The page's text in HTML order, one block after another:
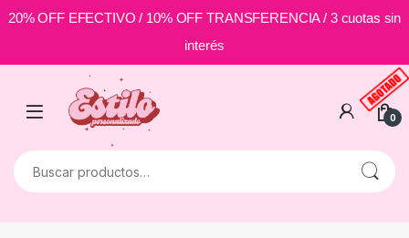
20% OFF EFECTIVO / 10% OFF TRANSFERENCIA / 3 cuotas sin
interés
Skip to navigation
0
Buscar por: